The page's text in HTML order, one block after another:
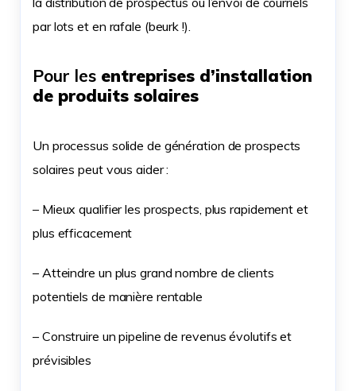
par lots et en rafale (beurk !).
Pour les entreprises d’installation
de produits solaires
Un processus solide de génération de prospects
solaires peut vous aider :
– Mieux qualifier les prospects, plus rapidement et
plus efficacement
– Atteindre un plus grand nombre de clients
potentiels de manière rentable
– Construire un pipeline de revenus évolutifs et
prévisibles